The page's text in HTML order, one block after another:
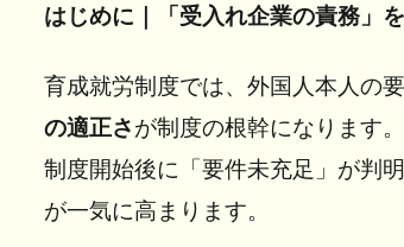
はじめに｜「受入れ企業の責務」
育成就労制度では、外国人本人の要
の適正さが制度の根幹になります。
制度開始後に「要件未充足」が判
が一気に高まります。